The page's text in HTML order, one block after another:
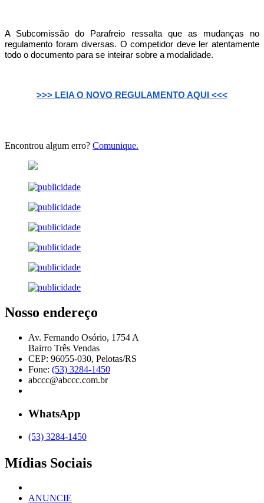
A Subcomissão do Parafreio ressalta que as mudanças no
regulamento foram diversas. O competidor deve ler atentamente
todo o documento para se inteirar sobre a modalidade.
>>> LEIA O NOVO REGULAMENTO AQUI <<<
Encontrou algum erro? Comunique.
Nosso endereço
Av. Fernando Osório, 1754 A
Bairro Três Vendas
CEP: 96055-030, Pelotas/RS
Fone: (53) 3284-1450
abccc@abccc.com.br
WhatsApp
(53) 3284-1450
Mídias Sociais
ANUNCIE